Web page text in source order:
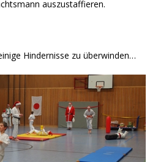
auszustaffieren.
Hindernisse zu überwinden…